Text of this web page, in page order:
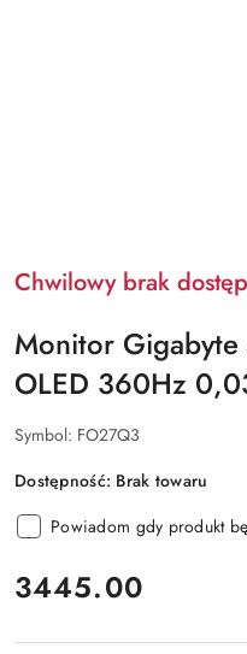
Chwilowy brak
Monitor
OLED 360Hz
Symbol: FO27Q3
Dostępność: Brak towaru
Powiadom gdy produkt
cena:
3445.00